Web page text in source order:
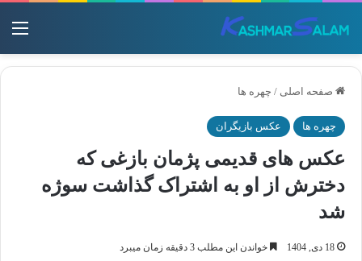
صفحه اصلی / چهره ها
چهره ها عکس بازیگران
عکس های قدیمی پژمان بازغی که
دخترش از او به اشتراک گذاشت سوژه
شد
18 دی, 1404 خواندن این مطلب 3 دقیقه زمان میبرد